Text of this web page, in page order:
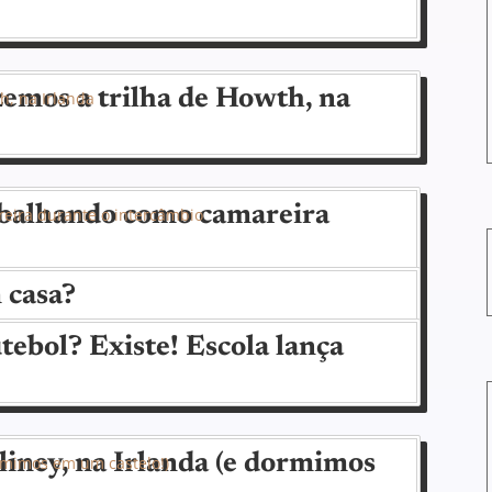
a trilha de Howth, na
como camareira
Existe! Escola lança
na Irlanda (e dormimos